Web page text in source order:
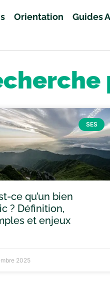
Orientation Guides
SES
ce qu’un bien
? Définition,
et enjeux
2025